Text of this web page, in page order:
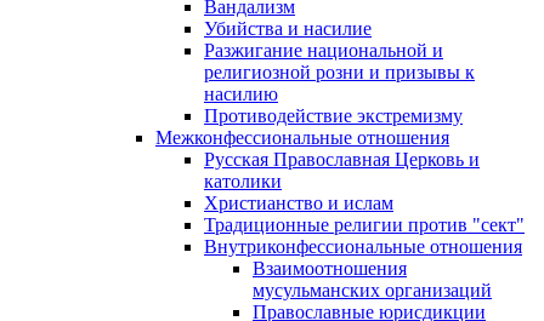
Вандализм
Убийства и насилие
Разжигание национальной и
религиозной розни и призывы к
насилию
Противодействие экстремизму
Межконфессиональные отношения
Русская Православная Церковь и
католики
Христианство и ислам
Традиционные религии против "сект"
Внутриконфессиональные отношения
Взаимоотношения
мусульманских организаций
Православные юрисдикции